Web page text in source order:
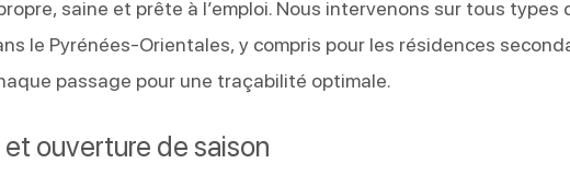
saine et prête à l’emploi. Nous intervenons sur tous types
le Pyrénées-Orientales, y compris pour les résidences
passage pour une traçabilité optimale.
ouverture de saison